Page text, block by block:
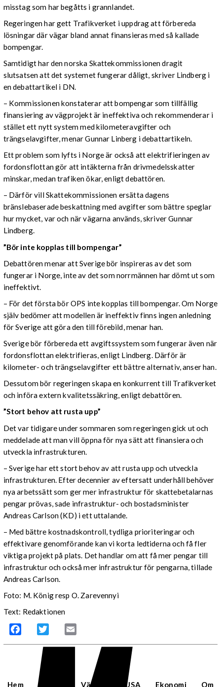
misstag som har begåtts i grannlandet.
Regeringen har gett Trafikverket i uppdrag att förbereda
lösningar där vägar bland annat finansieras med så kallade
bompengar.
Samtidigt har den norska Skattekommissionen dragit
slutsatsen att det systemet fungerar dåligt, skriver Lindberg i
en debattartikel i DN.
– Kommissionen konstaterar att bompengar som tillfällig
finansiering av vägprojekt är ineffektiva och rekommenderar i
stället ett nytt system med kilometeravgifter och
trängselavgifter, menar Gunnar Linberg i debattartikeln.
Ett problem som lyfts i Norge är också att elektrifieringen av
fordonsflottan gör att intäkterna från drivmedelsskatter
minskar, medan trafiken ökar, enligt debattören.
– Därför vill Skattekommissionen ersätta dagens
bränslebaserade beskattning med avgifter som bättre speglar
hur mycket, var och när vägarna används, skriver Gunnar
Lindberg.
”Bör inte kopplas till bompengar”
Debattören menar att Sverige bör inspireras av det som
fungerar i Norge, inte av det som norrmännen har dömt ut som
ineffektivt.
– För det första bör OPS inte kopplas till bompengar. Om Norge
själv bedömer att modellen är ineffektiv finns ingen anledning
för Sverige att göra den till förebild, menar han.
Sverige bör förbereda ett avgiftssystem som fungerar även när
fordonsflottan elektrifieras, enligt Lindberg. Därför är
kilometer- och trängselavgifter ett bättre alternativ, anser han.
Dessutom bör regeringen skapa en konkurrent till Trafikverket
och införa extern kvalitetssäkring, enligt debattören.
”Stort behov att rusta upp”
Det var tidigare under sommaren som regeringen gick ut och
meddelade att man vill öppna för nya sätt att finansiera och
utveckla infrastrukturen.
– Sverige har ett stort behov av att rusta upp och utveckla
infrastrukturen. Efter decennier av eftersatt underhåll behöver
nya arbetssätt som ger mer infrastruktur för skattebetalarnas
pengar prövas, sade infrastruktur- och bostadsminister
Andreas Carlson (KD) i ett uttalande.
– Med bättre kostnadskontroll, tydliga prioriteringar och
effektivare genomförande kan vi korta ledtiderna och få fler
viktiga projekt på plats. Det handlar om att få mer pengar till
infrastruktur och också mer infrastruktur för pengarna, tillade
Andreas Carlson.
Foto: M. König resp O. Zarevennyi
Text: Redaktionen
Facebook Twitter
Hem Sverige Världen USA Ekonomi Om